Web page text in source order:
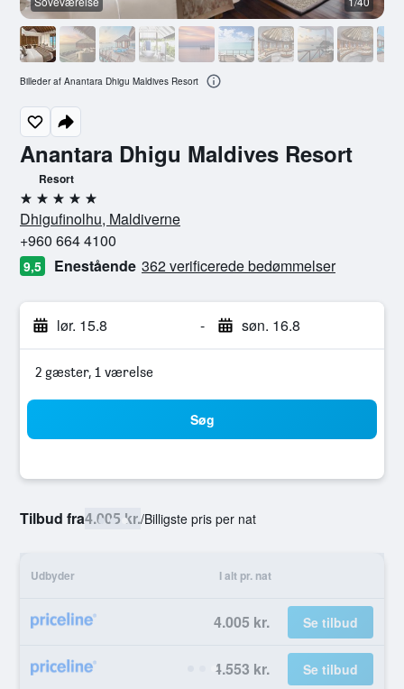
Anantara Dhigu Maldives Resort
Resort
5 stjerner
Dhigufinolhu, Maldiverne
+960 664 4100
9,5 Enestående 362 verificerede bedømmelser
lør. 15.8 - søn. 16.8
2 gæster, 1 værelse
Søg
Tilbud fra4.005 kr./Billigste pris per nat
Udbyder I alt pr. nat
4.005 kr. Se tilbud
4.553 kr. Se tilbud
Billeder af Anantara Dhigu Maldives Resort